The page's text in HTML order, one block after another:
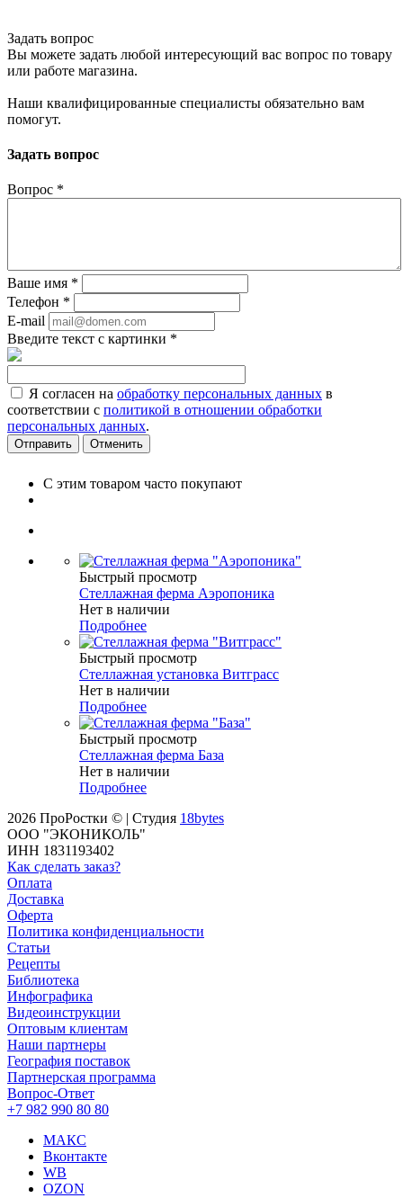
Задать вопрос
Вы можете задать любой интересующий вас вопрос по товару
или работе магазина.
Наши квалифицированные специалисты обязательно вам
помогут.
Задать вопрос
Вопрос *
Ваше имя *
Телефон *
E-mail
Введите текст с картинки *
Я согласен на обработку персональных данных в
соответствии с политикой в отношении обработки
персональных данных.
Отменить
С этим товаром часто покупают
Быстрый просмотр
Стеллажная ферма Аэропоника
Нет в наличии
Подробнее
Быстрый просмотр
Стеллажная установка Витграсс
Нет в наличии
Подробнее
Быстрый просмотр
Стеллажная ферма База
Нет в наличии
Подробнее
2026 ПроРостки © | Студия 18bytes
ООО "ЭКОНИКОЛЬ"
ИНН 1831193402
Как сделать заказ?
Оплата
Доставка
Оферта
Политика конфиденциальности
Статьи
Рецепты
Библиотека
Инфографика
Видеоинструкции
Оптовым клиентам
Наши партнеры
География поставок
Партнерская программа
Вопрос-Ответ
+7 982 990 80 80
МАКС
Вконтакте
WB
OZON